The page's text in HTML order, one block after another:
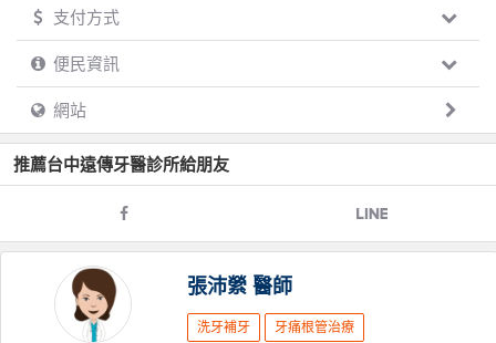
支付方式
便民資訊
網站
推薦台中遠傳牙醫診所給朋友
張沛縈 醫師
洗牙補牙 牙痛根管治療